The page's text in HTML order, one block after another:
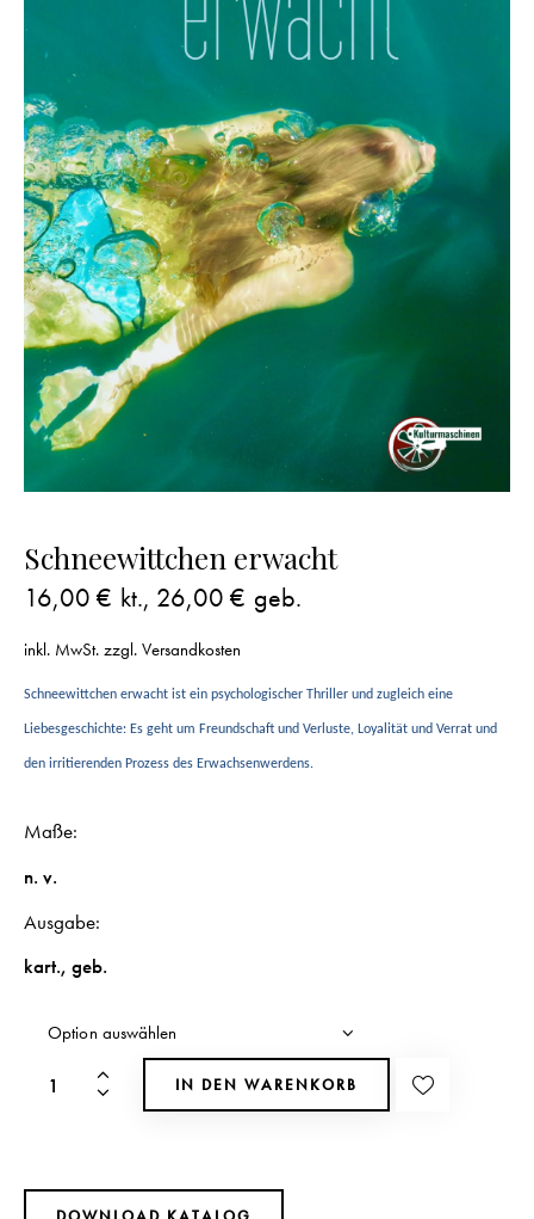
Schneewittchen erwacht
16,00 € kt., 26,00 € geb.
inkl. MwSt. zzgl. Versandkosten
Schneewittchen erwacht ist ein psychologischer Thriller und zugleich eine
Liebesgeschichte: Es geht um Freundschaft und Verluste, Loyalität und Verrat und
den irritierenden Prozess des Erwachsenwerdens.
Maße
n. v.
Ausgabe
kart., geb.
IN DEN WARENKORB